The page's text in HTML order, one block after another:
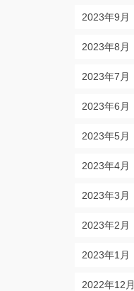
2023年9月
2023年8月
2023年7月
2023年6月
2023年5月
2023年4月
2023年3月
2023年2月
2023年1月
2022年12月